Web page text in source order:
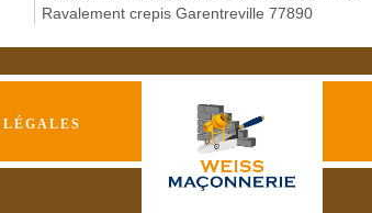
Ravalement crepis Garentreville 77890